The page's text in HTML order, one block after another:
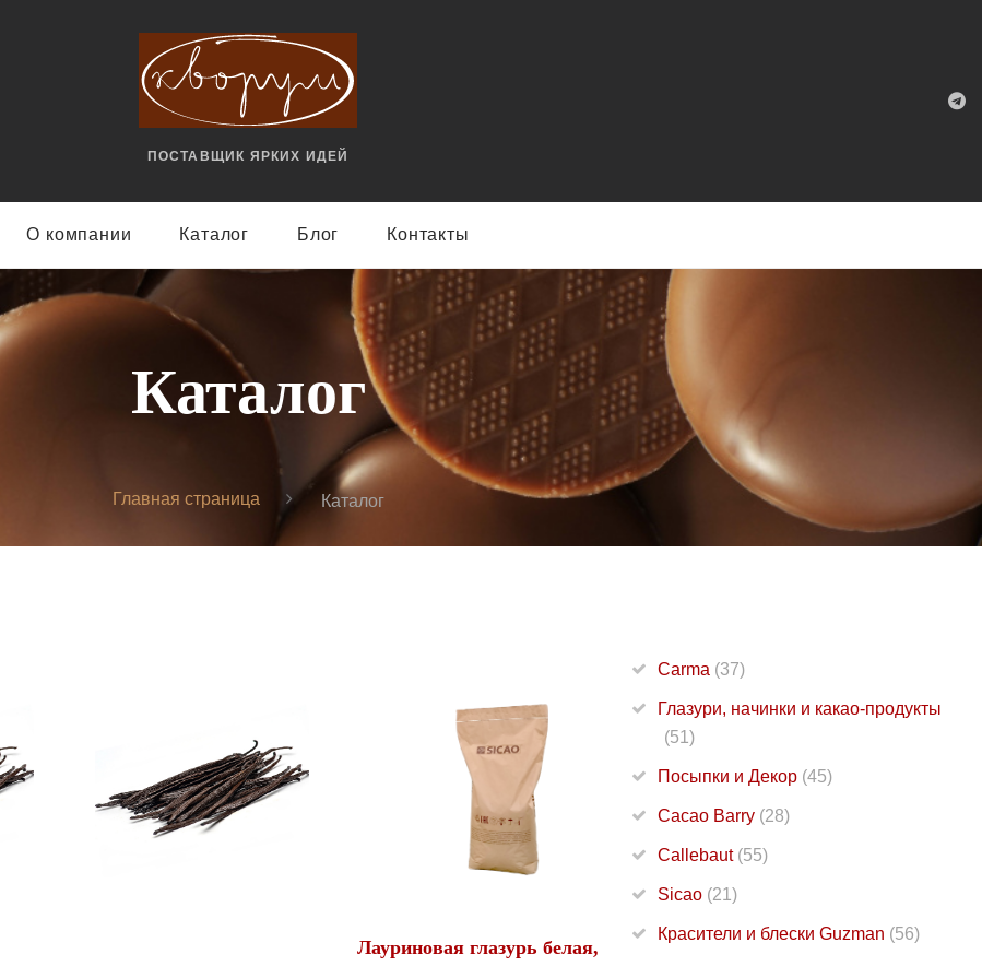
ПОСТАВЩИК ЯРКИX ИДЕЙ
О компании Каталог Блог Контакты
Каталог
Главная страница Каталог
Лауриновая глазурь белая,
Carma (37)
Глазури, начинки и какао-продукты
(51)
Посыпки и Декор (45)
Cacao Barry (28)
Callebaut (55)
Sicao (21)
Красители и блески Guzman (56)